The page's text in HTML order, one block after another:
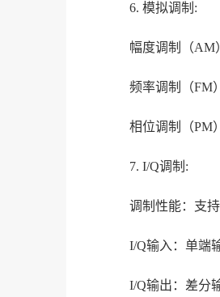
6. 模拟调制:
幅度调制（AM
频率调制（FM
相位调制（PM
7. I/Q调制:
调制性能：支
I/Q输入：单端
I/Q输出：差分